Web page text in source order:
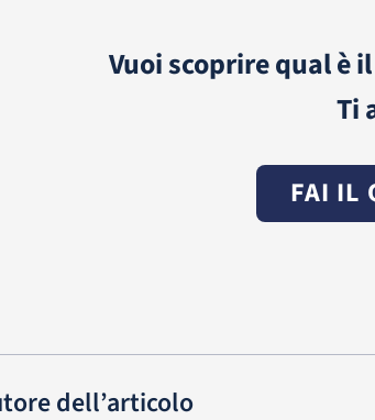
Vuoi scoprire qual è
Ti
FAI IL
dell’articolo